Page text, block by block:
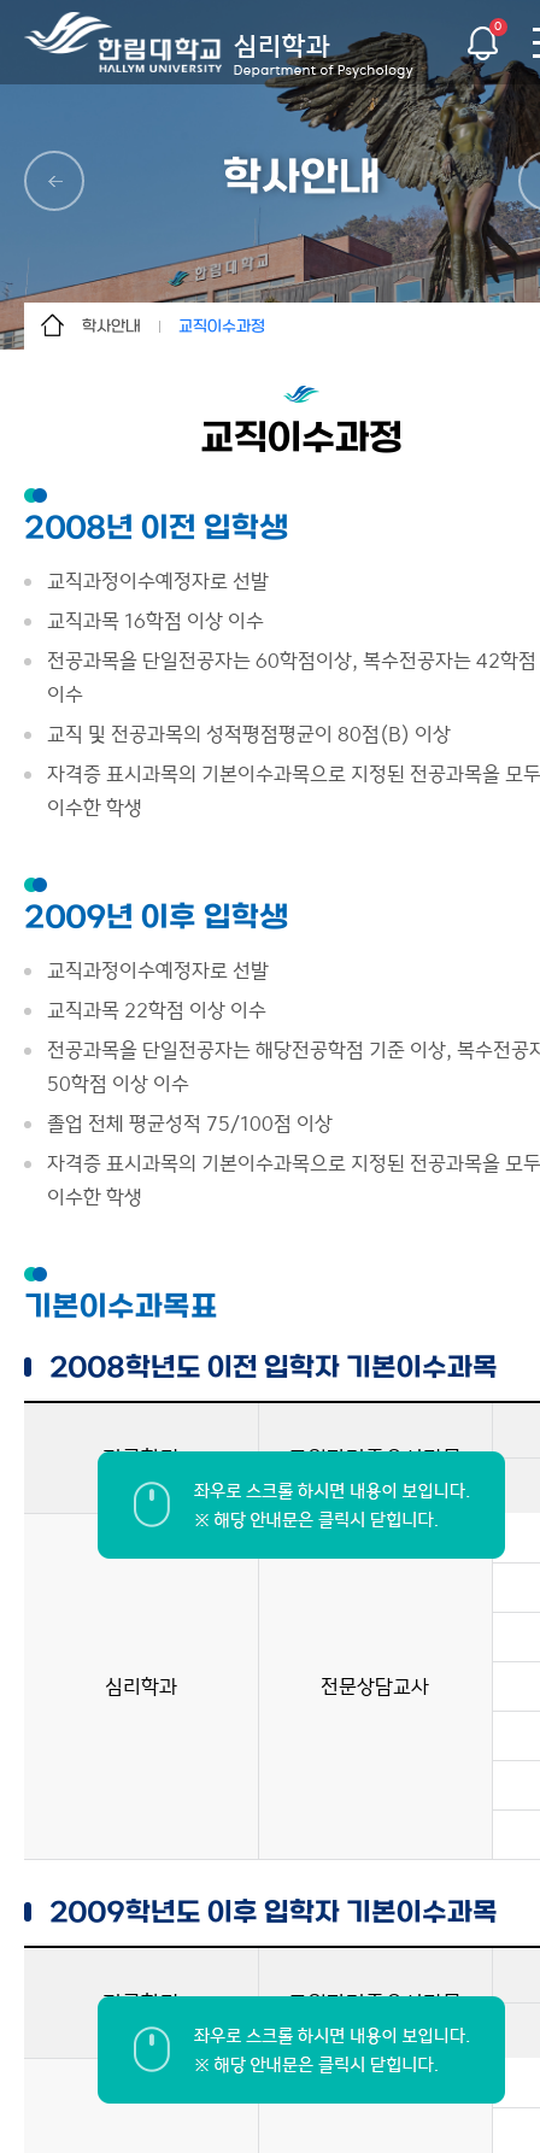
0
학사안내
학사안내
대학원
커뮤니티
이용안내
교직이수과정
교직이수과정
졸업 후 진로
교직이수과정
2008년 이전 입학생
교직과정이수예정자로 선발
교직과목 16학점 이상 이수
전공과목을 단일전공자는 60학점이상, 복수전공자는 42학
이수
교직 및 전공과목의 성적평점평균이 80점(B) 이상
자격증 표시과목의 기본이수과목으로 지정된 전공과목을 모두
이수한 학생
2009년 이후 입학생
교직과정이수예정자로 선발
교직과목 22학점 이상 이수
전공과목을 단일전공자는 해당전공학점 기준 이상, 복수전공
50학점 이상 이수
졸업 전체 평균성적 75/100점 이상
자격증 표시과목의 기본이수과목으로 지정된 전공과목을 모두
이수한 학생
기본이수과목표
2008학년도 이전 입학자 기본이수과목
전공학과 교원자격증요시과목
심리학과 전문상담교사
2009학년도 이후 입학자 기본이수과목
전공학과 교원자격증요시과목